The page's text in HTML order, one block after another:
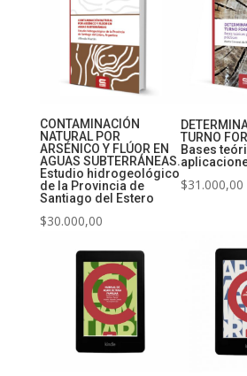
CONTAMINACIÓN
NATURAL POR
ARSÉNICO Y FLÚOR EN
AGUAS SUBTERRÁNEAS.
Estudio hidrogeológico
de la Provincia de
Santiago del Estero
$30.000,00
TURNO
Bases
$31.000,00